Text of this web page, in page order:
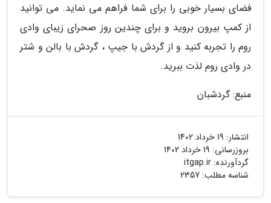
فضای بسیار خوبی را برای شما فراهم می نماید. می توانید
از کمپ بیرون بروید و برای چندین روز صحرای زیبای وادی
روم را تجربه کنید و از گردش با جیپ ، گردش با بالن و شتر
در وادی روم لذت ببرید.
منبع: گردشبان
انتشار: 19 خرداد 1402
بروزرسانی: 19 خرداد 1402
گردآورنده: itgap.ir
شناسه مطلب: 2357